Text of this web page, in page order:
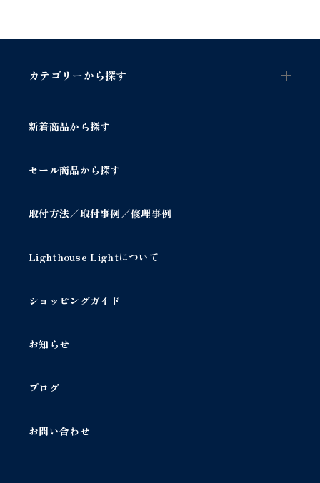
カテゴリーから探す
新着商品から探す
セール商品から探す
取付方法／取付事例／修理事例
Lighthouse Lightについて
ショッピングガイド
お知らせ
ブログ
お問い合わせ